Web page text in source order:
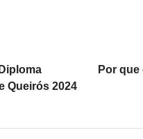
Queirós 2024
Por